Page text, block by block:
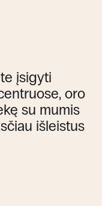
įsigyti
oro
su mumis
išleistus